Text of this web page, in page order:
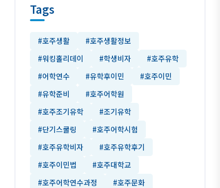
Tags
#호주생활
#호주생활정보
#워킹홀리데이
#학생비자
#호주유학
#어학연수
#유학후이민
#호주이민
#유학준비
#호주어학원
#호주조기유학
#조기유학
#단기스쿨링
#호주어학시험
#호주유학비자
#호주유학후기
#호주이민법
#호주대학교
#호주어학연수과정
#호주문화